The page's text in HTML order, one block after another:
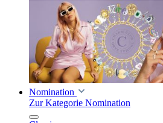
Nomination
Zur Kategorie Nomination